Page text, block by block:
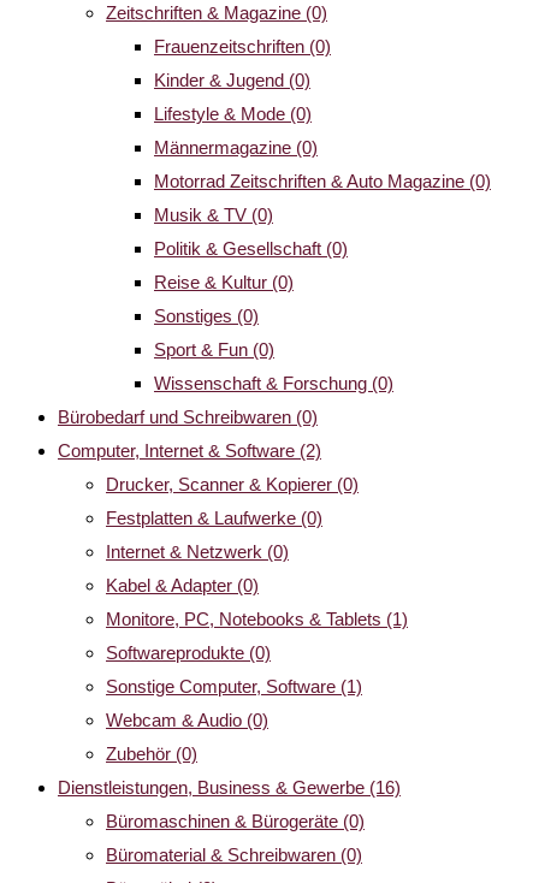
Zeitschriften & Magazine (0)
Frauenzeitschriften (0)
Kinder & Jugend (0)
Lifestyle & Mode (0)
Männermagazine (0)
Motorrad Zeitschriften & Auto Magazine (0)
Musik & TV (0)
Politik & Gesellschaft (0)
Reise & Kultur (0)
Sonstiges (0)
Sport & Fun (0)
Wissenschaft & Forschung (0)
Bürobedarf und Schreibwaren (0)
Computer, Internet & Software (2)
Drucker, Scanner & Kopierer (0)
Festplatten & Laufwerke (0)
Internet & Netzwerk (0)
Kabel & Adapter (0)
Monitore, PC, Notebooks & Tablets (1)
Softwareprodukte (0)
Sonstige Computer, Software (1)
Webcam & Audio (0)
Zubehör (0)
Dienstleistungen, Business & Gewerbe (16)
Büromaschinen & Bürogeräte (0)
Büromaterial & Schreibwaren (0)